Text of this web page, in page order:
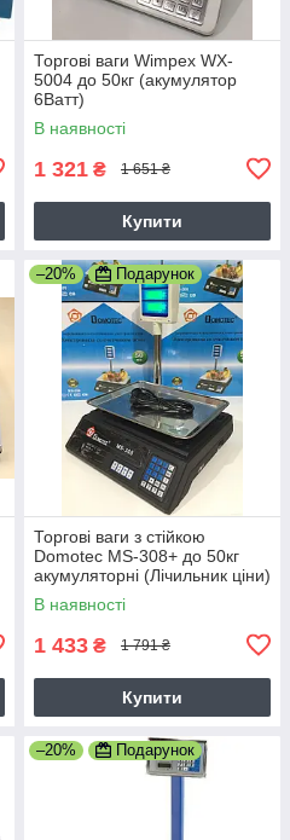
Торгові ваги Wimpex WX-
5004 до 50кг (акумулятор
6Ватт)
В наявності
1 321 ₴ 1 651 ₴
Купити
–20% Подарунок
Торгові ваги з стійкою
Domotec MS-308+ до 50кг
акумуляторні (Лічильник ціни)
В наявності
1 433 ₴ 1 791 ₴
Купити
–20% Подарунок